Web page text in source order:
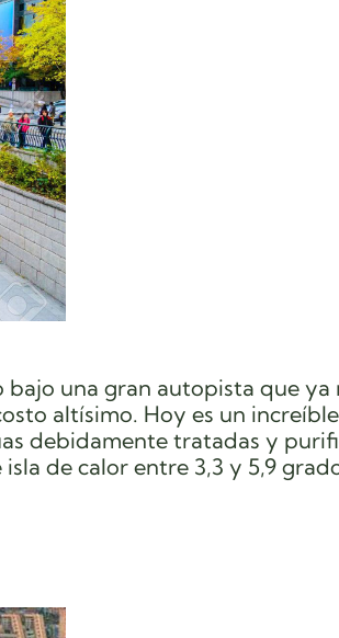
una gran autopista que ya
altísimo. Hoy es un
debidamente tratadas y
de calor entre 3,3 y 5,9